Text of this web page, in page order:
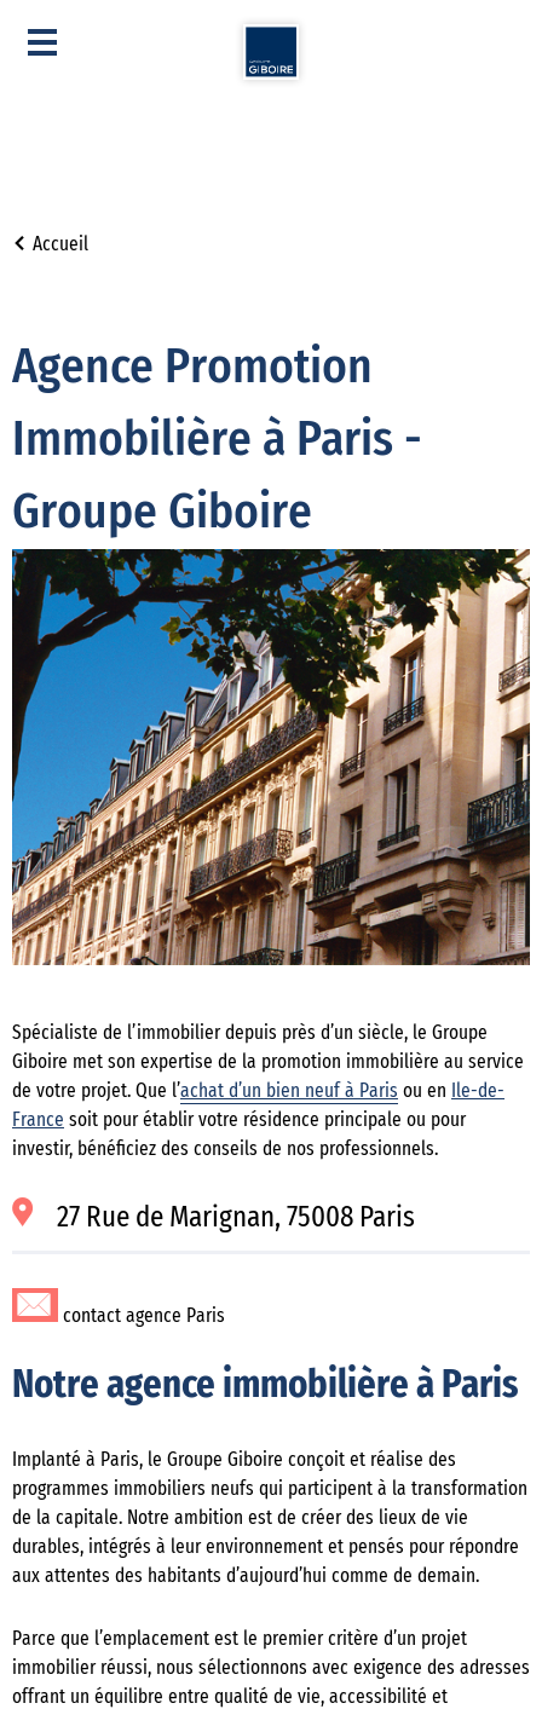
Accueil
Agence Promotion
Immobilière à Paris -
Groupe Giboire
Spécialiste de l’immobilier depuis près d’un siècle, le Groupe
Giboire met son expertise de la promotion immobilière au service
de votre projet. Que l’achat d’un bien neuf à Paris ou en
Ile-de-
France soit pour établir votre résidence principale ou pour
investir, bénéficiez des conseils de nos professionnels.
27 Rue de Marignan, 75008 Paris
contact agence Paris
Notre agence immobilière à Paris
Implanté à Paris, le Groupe Giboire conçoit et réalise des
programmes immobiliers neufs qui participent à la transformation
de la capitale. Notre ambition est de créer des lieux de vie
durables, intégrés à leur environnement et pensés pour répondre
aux attentes des habitants d’aujourd’hui comme de demain.
Parce que l’emplacement est le premier critère d’un projet
immobilier réussi, nous sélectionnons avec exigence des adresses
offrant un équilibre entre qualité de vie, accessibilité et